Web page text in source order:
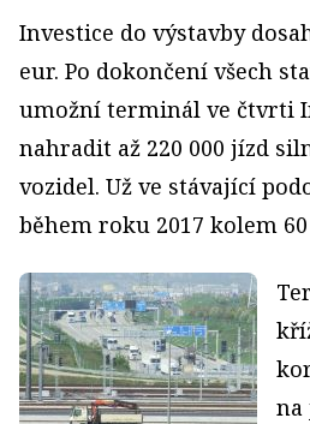
Investice do výstavby
eur. Po dokončení všech
umožní terminál ve čtvrti
nahradit až 220 000 jízd
vozidel. Už ve stávající
během roku 2017 kolem
na